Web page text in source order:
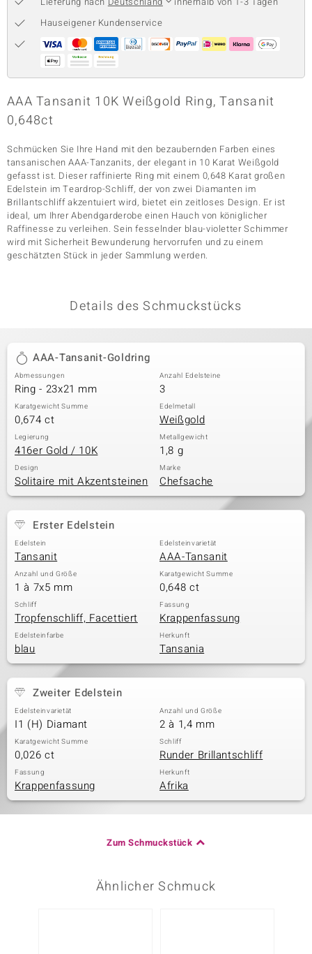
Classics
Hauseigener Kundenservice
AAA Tansanit 10K Weißgold Ring, Tansanit
0,648ct
Schmücken Sie Ihre Hand mit den bezaubernden Farben eines
tansanischen AAA-Tanzanits, der elegant in 10 Karat Weißgold
gefasst ist. Dieser raffinierte Ring mit einem 0,648 Karat großen
Edelstein im Teardrop-Schliff, der von zwei Diamanten im
Brillantschliff akzentuiert wird, bietet ein zeitloses Design. Er ist
ideal, um Ihrer Abendgarderobe einen Hauch von königlicher
Raffinesse zu verleihen. Sein fesselnder blau-violetter Schimmer
wird mit Sicherheit Bewunderung hervorrufen und zu einem
geschätzten Stück in jeder Sammlung werden.
Details des Schmuckstücks
AAA-Tansanit-Goldring
Abmessungen
Ring - 23x21 mm
Anzahl Edelsteine
3
Karatgewicht Summe
0,674 ct
Edelmetall
Weißgold
Legierung
416er Gold / 10K
Metallgewicht
1,8 g
Design
Solitaire mit Akzentsteinen
Marke
Chefsache
Erster Edelstein
Edelstein
Tansanit
Edelsteinvarietät
AAA-Tansanit
Anzahl und Größe
1 à 7x5 mm
Karatgewicht Summe
0,648 ct
Schliff
Tropfenschliff, Facettiert
Fassung
Krappenfassung
Edelsteinfarbe
blau
Herkunft
Tansania
Zweiter Edelstein
Edelsteinvarietät
I1 (H) Diamant
Anzahl und Größe
2 à 1,4 mm
Karatgewicht Summe
0,026 ct
Schliff
Runder Brillantschliff
Fassung
Krappenfassung
Herkunft
Afrika
Zum Schmuckstück
Ähnlicher Schmuck